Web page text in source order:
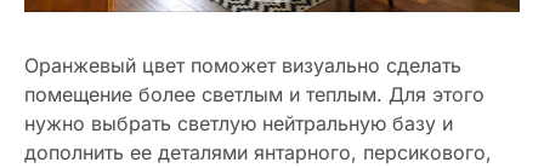
Оранжевый цвет поможет визуально сделать
помещение более светлым и теплым. Для этого
нужно выбрать светлую нейтральную базу и
дополнить ее деталями янтарного, персикового,